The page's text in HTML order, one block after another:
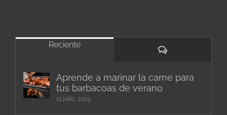
Reciente
Comentarios
Aprende a marinar la carne para
tus barbacoas de verano
11 julio, 2023